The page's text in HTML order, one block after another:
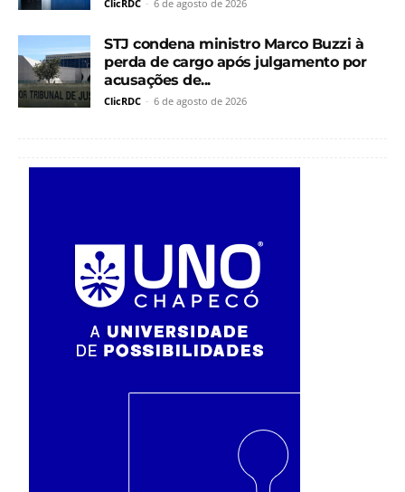
ClicRDC - 6 de agosto de 2026
STJ condena ministro Marco Buzzi à
perda de cargo após julgamento por
acusações de...
ClicRDC - 6 de agosto de 2026